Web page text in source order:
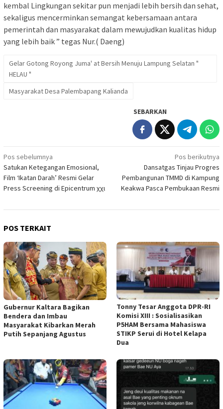
kembal Lingkungan sekitar pun menjadi lebih bersih dan sehat,
sekaligus mencerminkan semangat kebersamaan antara
pemerintah dan masyarakat dalam mewujudkan kualitas hidup
yang lebih baik ” tegas Nur.( Daeng)
Gelar Gotong Royong Juma' at Bersih Menuju Lampung Selatan "
HELAU "
Masyarakat Desa Palembapang Kalianda
SEBARKAN
Navigasi
pos
Pos sebelumnya
Satukan Ketegangan Emosional,
Film ‘Ikatan Darah’ Resmi Gelar
Press Screening di Epicentrum χχι
Pos berikutnya
Dansatgas Tinjau Progres
Pembangunan TMMD di Kampung
Keakwa Pasca Pembukaan Resmi
POS TERKAIT
Gubernur Kaltara Bagikan
Bendera dan Imbau
Masyarakat Kibarkan Merah
Putih Sepanjang Agustus
Tonny Tesar Anggota DPR-RI
Komisi XIII : Sosialisasikan
P5HAM Bersama Mahasiswa
STIKP Serui di Hotel Kelapa
Dua